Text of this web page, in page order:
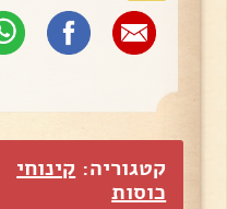
קטגוריה: קינוחי
כוסות